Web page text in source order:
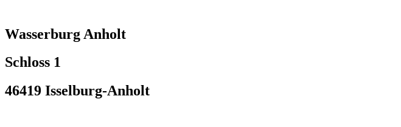
Wasserburg Anholt
Schloss 1
46419 Isselburg-Anholt